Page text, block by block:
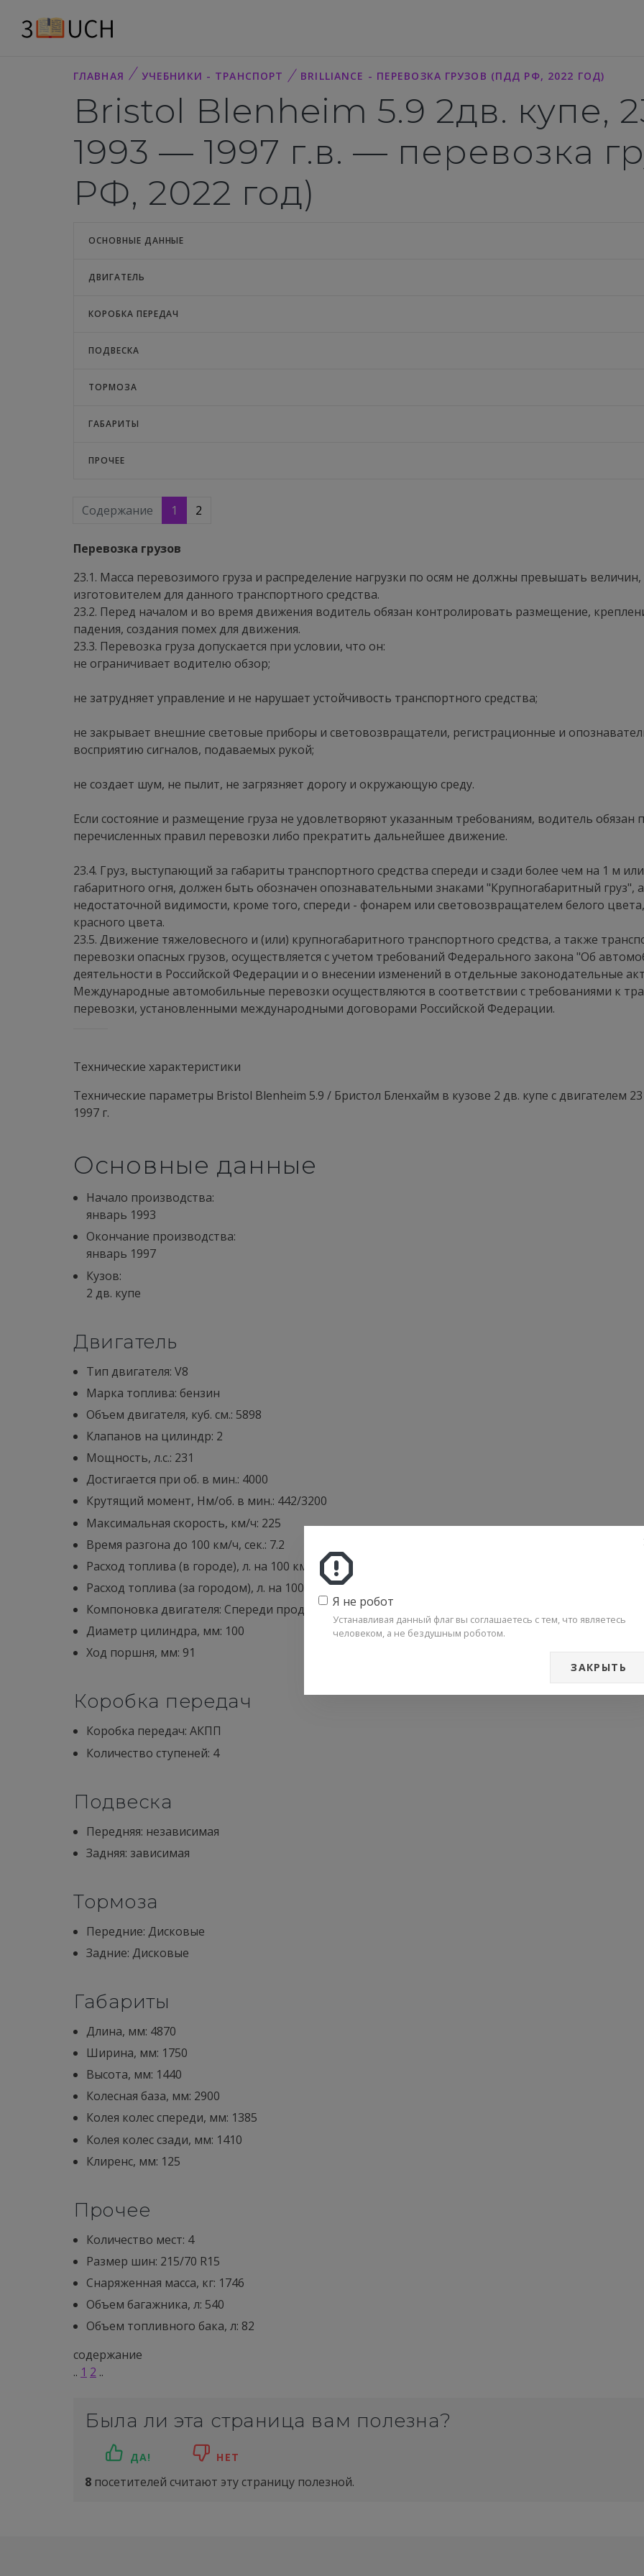
ГЛАВНАЯ УЧЕБНИКИ - ТРАНСПОРТ BRILLIANCE - ПЕРЕВОЗКА ГРУЗОВ (ПДД РФ, 2022 ГОД)
Bristol Blenheim 5.9 2дв. купе,
1993 — 1997 г.в. — перевозка
РФ, 2022 год)
ОСНОВНЫЕ ДАННЫЕ
ДВИГАТЕЛЬ
КОРОБКА ПЕРЕДАЧ
ПОДВЕСКА
ТОРМОЗА
ГАБАРИТЫ
ПРОЧЕЕ
Содержание 1 2
Перевозка грузов
23.1. Масса перевозимого груза и распределение нагрузки по осям не должны превышать
изготовителем для данного транспортного средства.
23.2. Перед началом и во время движения водитель обязан контролировать размещение,
падения, создания помех для движения.
23.3. Перевозка груза допускается при условии, что он:
не ограничивает водителю обзор;
не затрудняет управление и не нарушает устойчивость транспортного средства;
не закрывает внешние световые приборы и световозвращатели, регистрационные и
восприятию сигналов, подаваемых рукой;
не создает шум, не пылит, не загрязняет дорогу и окружающую среду.
Если состояние и размещение груза не удовлетворяют указанным требованиям, водитель
перечисленных правил перевозки либо прекратить дальнейшее движение.
23.4. Груз, выступающий за габариты транспортного средства спереди и сзади более чем на 1 м
габаритного огня, должен быть обозначен опознавательными знаками "Крупногабаритный груз",
недостаточной видимости, кроме того, спереди - фонарем или световозвращателем белого
красного цвета.
23.5. Движение тяжеловесного и (или) крупногабаритного транспортного средства, а также
перевозки опасных грузов, осуществляется с учетом требований Федерального закона "Об
деятельности в Российской Федерации и о внесении изменений в отдельные законодательные
Международные автомобильные перевозки осуществляются в соответствии с требованиями к
перевозки, установленными международными договорами Российской Федерации.
Технические характеристики
Технические параметры Bristol Blenheim 5.9 / Бристол Бленхайм в кузове 2 дв. купе с двигателем
1997 г.
Основные данные
Начало производства:
январь 1993
Окончание производства:
январь 1997
Кузов:
2 дв. купе
Двигатель
Тип двигателя: V8
Марка топлива: бензин
Объем двигателя, куб. см.: 5898
Клапанов на цилиндр: 2
Мощность, л.с.: 231
Достигается при об. в мин.: 4000
Крутящий момент, Нм/об. в мин.: 442/3200
Максимальная скорость, км/ч: 225
Время разгона до 100 км/ч, сек.: 7.2
Расход топлива (в городе), л. на 100 км.: 11.8
Расход топлива (за городом), л. на 100 км.: 8.3
Компоновка двигателя: Cпереди продольно
Диaметр цилиндра, мм: 100
Ход поршня, мм: 91
Коробка передач
Коробка передач: АКПП
Количество ступеней: 4
Подвеска
Передняя: независимая
Задняя: зависимая
Тормоза
Передние: Дисковые
Задние: Дисковые
Габариты
Длина, мм: 4870
Ширина, мм: 1750
Высота, мм: 1440
Колесная база, мм: 2900
Колея колес спереди, мм: 1385
Колея колес сзади, мм: 1410
Клиренс, мм: 125
Прочее
Количество мест: 4
Размер шин: 215/70 R15
Снаряженная масса, кг: 1746
Объем багажника, л: 540
Объем топливного бака, л: 82
содержание
.. 1 2 ..
Была ли эта страница вам полезна?
ДА! НЕТ
8 посетителей считают эту страницу полезной.
Я не робот
Устанавливая данный флаг вы соглашаетесь с тем, что являетесь
человеком, а не бездушным роботом.
ЗАКРЫТЬ